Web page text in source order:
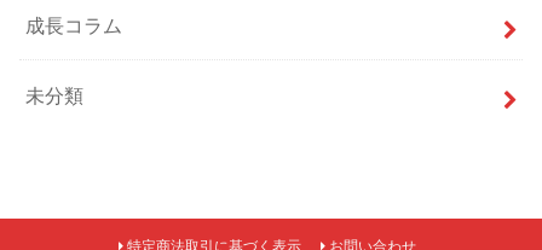
成長コラム
未分類
特定商法取引に基づく表示 お問い合わせ